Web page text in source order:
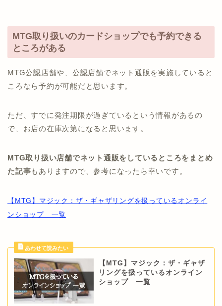
MTG取り扱いのカードショップでも予約できる
ところがある
MTG公認店舗や、公認店舗でネット通販を実施していると
ころなら予約が可能だと思います。
ただ、すでに発注期限が過ぎているという情報があるの
で、お店の在庫次第になると思います。
MTG取り扱い店舗でネット通販をしているところをまとめ
た記事もありますので、参考になったら幸いです。
【MTG】マジック：ザ・ギャザリングを扱っているオンライ
ンショップ 一覧
【MTG】マジック：ザ・ギャザ
リングを扱っているオンライン
ショップ 一覧